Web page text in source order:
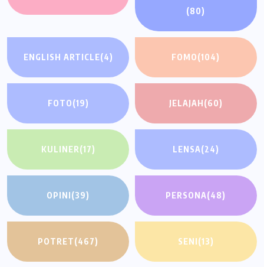
(80)
ENGLISH ARTICLE(4) FOMO(104)
FOTO(19) JELAJAH(60)
KULINER(17) LENSA(24)
OPINI(39) PERSONA(48)
POTRET(467) SENI(13)